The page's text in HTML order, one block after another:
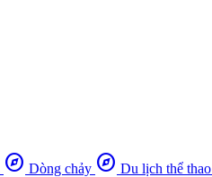
explore Dòng chảy explore Du lịch thể thao